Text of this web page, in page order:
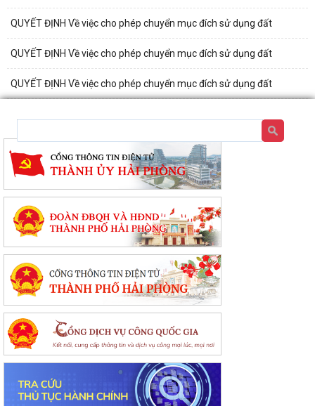
QUYẾT ĐỊNH Về việc cho phép chuyển mục đích sử dụng đất
QUYẾT ĐỊNH Về việc cho phép chuyển mục đích sử dụng đất
QUYẾT ĐỊNH Về việc cho phép chuyển mục đích sử dụng đất